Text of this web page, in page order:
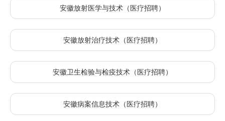
安徽放射医学与技术（医疗招聘）
安徽放射治疗技术（医疗招聘）
安徽卫生检验与检疫技术（医疗招聘）
安徽病案信息技术（医疗招聘）